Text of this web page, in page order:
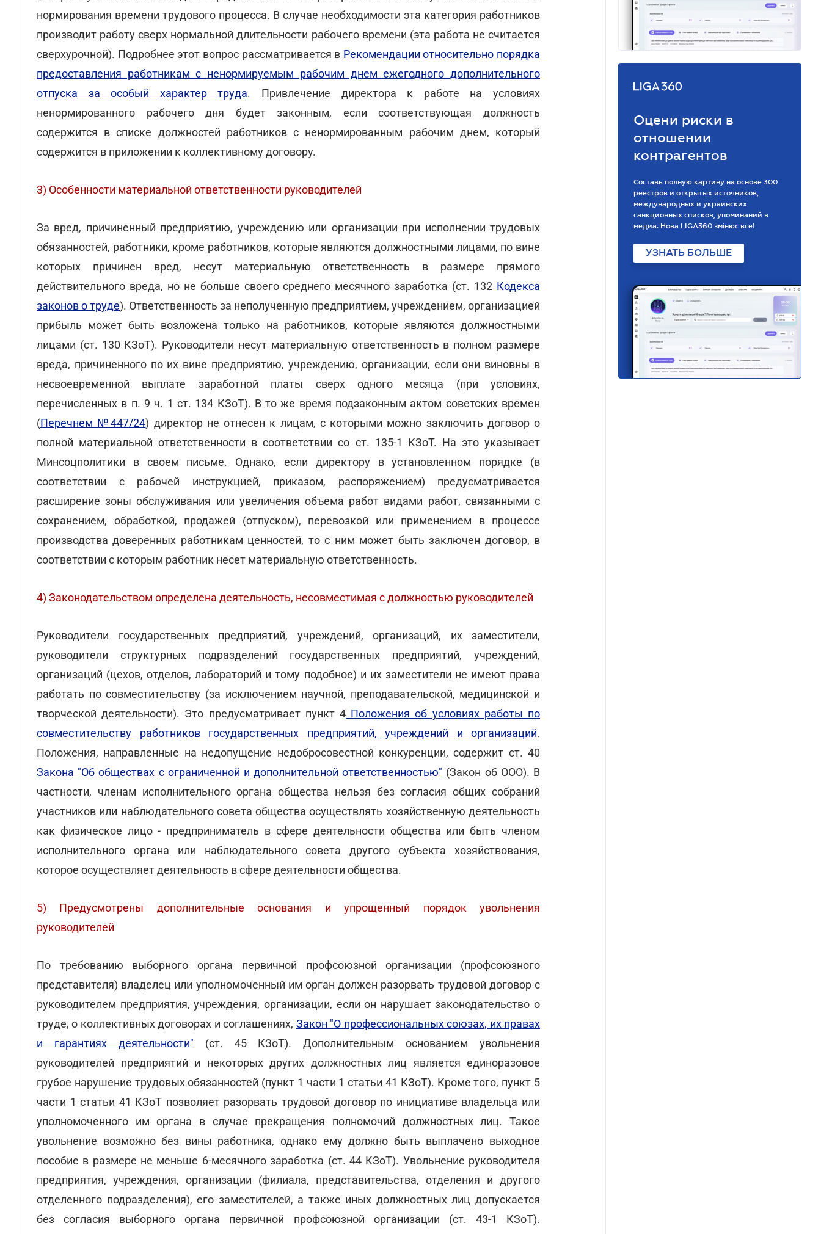
нормирования времени трудового процесса. В случае необходимости эта категория работников
производит работу сверх нормальной длительности рабочего времени (эта работа не считается
сверхурочной). Подробнее этот вопрос рассматривается в Рекомендации относительно порядка
предоставления работникам с ненормируемым рабочим днем ежегодного дополнительного
отпуска за особый характер труда. Привлечение директора к работе на условиях
ненормированного рабочего дня будет законным, если соответствующая должность
содержится в списке должностей работников с ненормированным рабочим днем, который
содержится в приложении к коллективному договору.
3) Особенности материальной ответственности руководителей
За вред, причиненный предприятию, учреждению или организации при исполнении трудовых
обязанностей, работники, кроме работников, которые являются должностными лицами, по вине
которых причинен вред, несут материальную ответственность в размере прямого
действительного вреда, но не больше своего среднего месячного заработка (ст. 132 Кодекса
законов о труде). Ответственность за неполученную предприятием, учреждением, организацией
прибыль может быть возложена только на работников, которые являются должностными
лицами (ст. 130 КЗоТ). Руководители несут материальную ответственность в полном размере
вреда, причиненного по их вине предприятию, учреждению, организации, если они виновны в
несвоевременной выплате заработной платы сверх одного месяца (при условиях,
перечисленных в п. 9 ч. 1 ст. 134 КЗоТ). В то же время подзаконным актом советских времен
(Перечнем №447/24) директор не отнесен к лицам, с которыми можно заключить договор о
полной материальной ответственности в соответствии со ст. 135-1 КЗоТ. На это указывает
Минсоцполитики в своем письме. Однако, если директору в установленном порядке (в
соответствии с рабочей инструкцией, приказом, распоряжением) предусматривается
расширение зоны обслуживания или увеличения объема работ видами работ, связанными с
сохранением, обработкой, продажей (отпуском), перевозкой или применением в процессе
производства доверенных работникам ценностей, то с ним может быть заключен договор, в
соответствии с которым работник несет материальную ответственность.
4) Законодательством определена деятельность, несовместимая с должностью руководителей
Руководители государственных предприятий, учреждений, организаций, их заместители,
руководители структурных подразделений государственных предприятий, учреждений,
организаций (цехов, отделов, лабораторий и тому подобное) и их заместители не имеют права
работать по совместительству (за исключением научной, преподавательской, медицинской и
творческой деятельности). Это предусматривает пункт 4 Положения об условиях работы по
совместительству работников государственных предприятий, учреждений и организаций.
Положения, направленные на недопущение недобросовестной конкуренции, содержит ст. 40
Закона "Об обществах с ограниченной и дополнительной ответственностью" (Закон об ООО). В
частности, членам исполнительного органа общества нельзя без согласия общих собраний
участников или наблюдательного совета общества осуществлять хозяйственную деятельность
как физическое лицо - предприниматель в сфере деятельности общества или быть членом
исполнительного органа или наблюдательного совета другого субъекта хозяйствования,
которое осуществляет деятельность в сфере деятельности общества.
5) Предусмотрены дополнительные основания и упрощенный порядок увольнения
руководителей
По требованию выборного органа первичной профсоюзной организации (профсоюзного
представителя) владелец или уполномоченный им орган должен разорвать трудовой договор с
руководителем предприятия, учреждения, организации, если он нарушает законодательство о
труде, о коллективных договорах и соглашениях, Закон "О профессиональных союзах, их правах
и гарантиях деятельности" (ст. 45 КЗоТ). Дополнительным основанием увольнения
руководителей предприятий и некоторых других должностных лиц является единоразовое
грубое нарушение трудовых обязанностей (пункт 1 части 1 статьи 41 КЗоТ). Кроме того, пункт 5
части 1 статьи 41 КЗоТ позволяет разорвать трудовой договор по инициативе владельца или
уполномоченного им органа в случае прекращения полномочий должностных лиц. Такое
увольнение возможно без вины работника, однако ему должно быть выплачено выходное
пособие в размере не меньше 6-месячного заработка (ст. 44 КЗоТ). Увольнение руководителя
предприятия, учреждения, организации (филиала, представительства, отделения и другого
отделенного подразделения), его заместителей, а также иных должностных лиц допускается
без согласия выборного органа первичной профсоюзной организации (ст. 43-1 КЗоТ).
Оцени риски в
отношении
контрагентов
Составь полную картину на основе 300
реестров и открытых источников,
международных и украинских
санкционных списков, упоминаний в
медиа. Нова LIGA360 змінює все!
УЗНАТЬ БОЛЬШЕ